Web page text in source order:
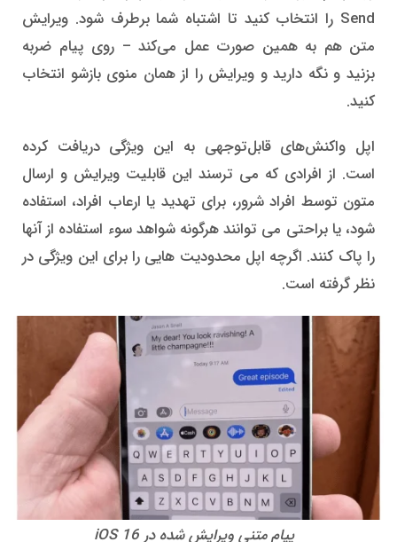
Send را انتخاب کنید تا اشتباه شما برطرف شود. ویرایش
متن هم به همین صورت عمل می‌کند – روی پیام ضربه
بزنید و نگه دارید و ویرایش را از همان منوی بازشو انتخاب
کنید.
اپل واکنش‌های قابل‌توجهی به این ویژگی دریافت کرده
است. از افرادی که می ترسند این قابلیت ویرایش و ارسال
متون توسط افراد شرور، برای تهدید یا ارعاب افراد، استفاده
شود، یا براحتی می توانند هرگونه شواهد سوء استفاده از آنها
را پاک کنند. اگرچه اپل محدودیت هایی را برای این ویژگی در
نظر گرفته است.
پیام متنی ویرایش شده در iOS 16